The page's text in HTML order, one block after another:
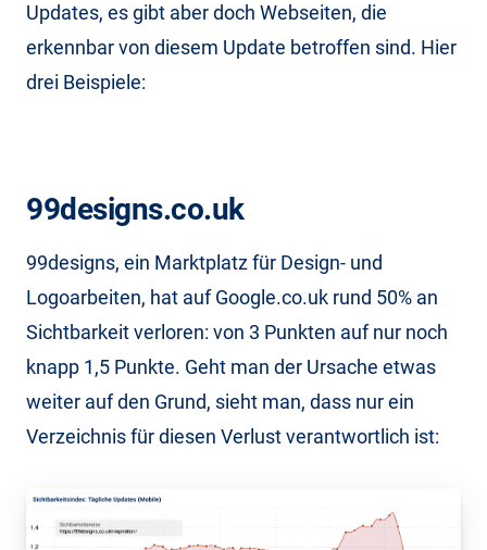
Updates, es gibt aber doch Webseiten, die
erkennbar von diesem Update betroffen sind. Hier
drei Beispiele:
99designs.co.uk
99designs, ein Marktplatz für Design- und
Logoarbeiten, hat auf Google.co.uk rund 50% an
Sichtbarkeit verloren: von 3 Punkten auf nur noch
knapp 1,5 Punkte. Geht man der Ursache etwas
weiter auf den Grund, sieht man, dass nur ein
Verzeichnis für diesen Verlust verantwortlich ist: